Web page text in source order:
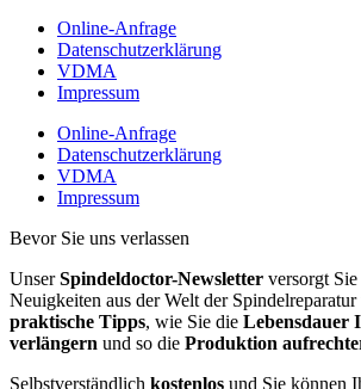
Online-Anfrage
Datenschutzerklärung
VDMA
Impressum
Online-Anfrage
Datenschutzerklärung
VDMA
Impressum
Bevor Sie uns verlassen
UnserSpindeldoctor-Newsletter versorgt
Neuigkeiten aus der Welt der
praktische Tipps, wie Sie die Lebensdauer
verlängern und so die Produktion
Selbstverständlich kostenlos und Sie können